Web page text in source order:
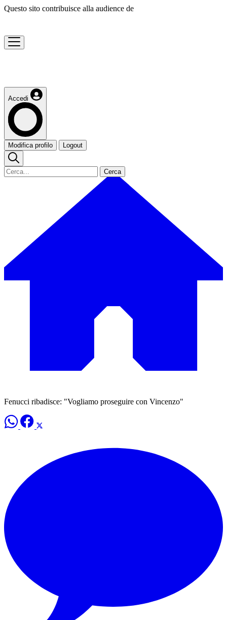
Questo sito contribuisce alla audience de
Accedi
Modifica profilo Logout
Cerca
Fenucci ribadisce: "Vogliamo proseguire con Vincenzo"